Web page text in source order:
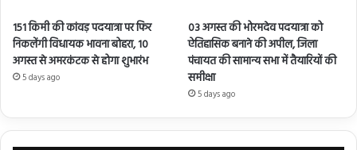
151 किमी की कांवड़ पदयात्रा पर फिर
निकलेंगी विधायक भावना बोहरा, 10
अगस्त से अमरकंटक से होगा शुभारंभ
5 days ago
03 अगस्त की भोरमदेव पदयात्रा को
ऐतिहासिक बनाने की अपील, जिला
पंचायत की सामान्य सभा में तैयारियों की
समीक्षा
5 days ago